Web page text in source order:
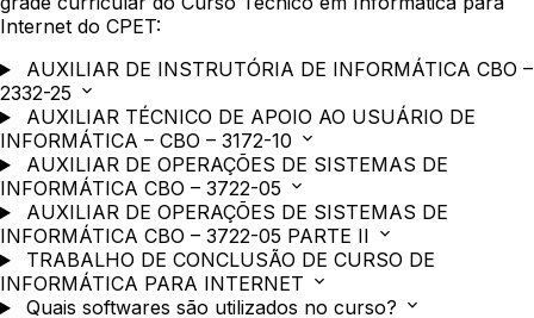
Internet do CPET:
AUXILIAR DE INSTRUTÓRIA DE INFORMÁTICA CBO –
2332-25
AUXILIAR TÉCNICO DE APOIO AO USUÁRIO DE
INFORMÁTICA – CBO – 3172-10
AUXILIAR DE OPERAÇÕES DE SISTEMAS DE
INFORMÁTICA CBO – 3722-05
AUXILIAR DE OPERAÇÕES DE SISTEMAS DE
INFORMÁTICA CBO – 3722-05 PARTE II
TRABALHO DE CONCLUSÃO DE CURSO DE
INFORMÁTICA PARA INTERNET
Quais softwares são utilizados no curso?